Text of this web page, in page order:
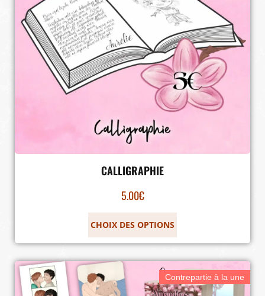
CALLIGRAPHIE
5.00€
CHOIX DES OPTIONS
Contrepartie à la une